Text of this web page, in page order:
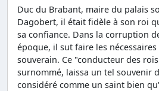
Duc du Brabant, maire du palais
Dagobert, il était fidèle à son roi
sa confiance. Dans la corruption
époque, il sut faire les
souverain. Ce "conducteur des
surnommé, laissa un tel souvenir
considéré comme un saint bien